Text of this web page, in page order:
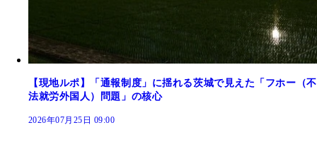
【現地ルポ】「通報制度」に揺れる茨城で見えた「フホー（不
法就労外国人）問題」の核心
2026年07月25日 09:00